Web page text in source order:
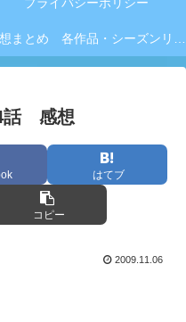
プライバシーポリシー
感想まとめ 各作品・シーズンリンク集
4話 感想
はてブ
コピー
2009.11.06